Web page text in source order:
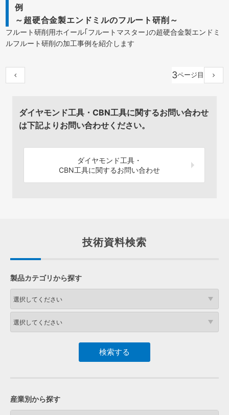
例
～超硬合金製エンドミルのフルート研削～
フルート研削用ホイール｢フルートマスター｣の超硬合金製エンドミ
ルフルート研削の加工事例を紹介します
3
ダイヤモンド工具・CBN工具に関するお問い合わせ
は下記よりお問い合わせください。
ダイヤモンド工具・
CBN工具に関するお問い合わせ
技術資料検索
製品カテゴリから探す
産業別から探す